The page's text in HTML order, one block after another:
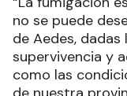
no se puede
de Aedes,
supervivencia y
como las